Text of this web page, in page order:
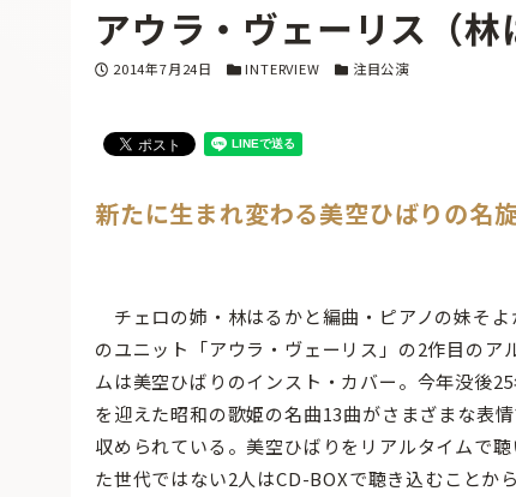
古楽と
現場の
無料ラ
あ
アウラ・ヴェーリス（林
投稿日
2014年7月24日 カテゴリー
INTERVIEW カテゴリー
注目公演
新たに生まれ変わる美空ひばりの名
チェロの姉・林はるかと編曲・ピアノの妹そよ
のユニット「アウラ・ヴェーリス」の2作目のア
ムは美空ひばりのインスト・カバー。今年没後
を迎えた昭和の歌姫の名曲13曲がさまざまな表情
収められている。美空ひばりをリアルタイムで聴
た世代ではない2人はCD-BOXで聴き込むことか